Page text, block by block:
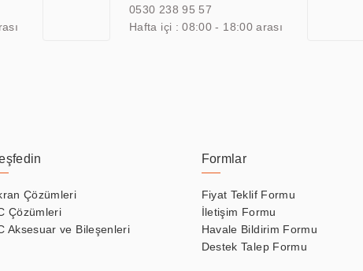
0530 238 95 57
Hafta içi : 08:00 - 18:00 arası
Çözümleri
Çözümleri
Aksesuar ve Bileşenleri
Formlar
Fiyat Teklif Formu
İletişim Formu
Havale Bildirim Formu
Destek Talep Formu